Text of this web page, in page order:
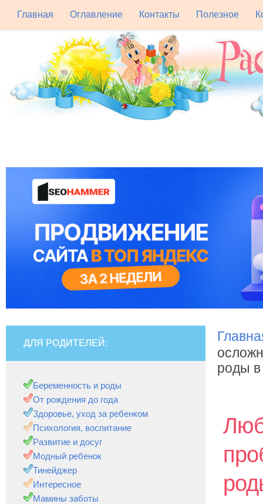
Главная Оглавление Контакты Полезное
роды
ДЛЯ РОДИТЕЛЕЙ:
Беременность и роды
От рождения до года
Здоровье, уход за ребенком
Психология, воспитание
Развитие и досуг
Модный ребенок
Тинейджер
Интересное
Мамины заботы